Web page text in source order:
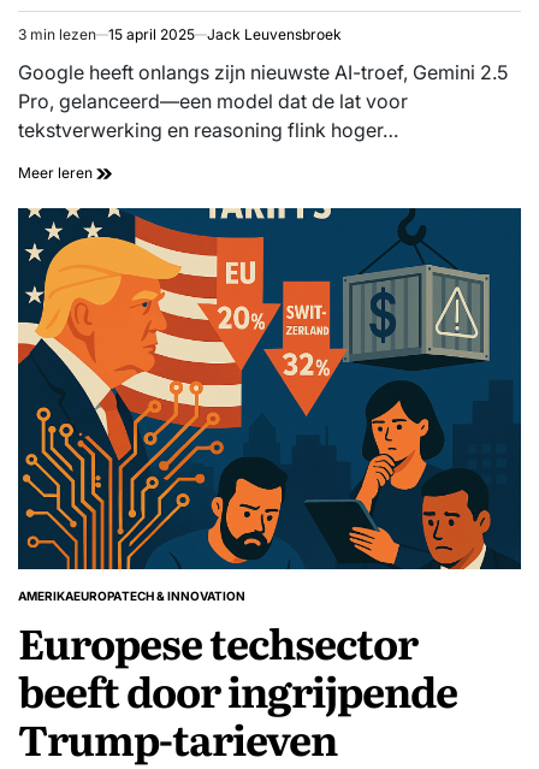
Geschatte
leestijd
3 min lezen 15 april 2025 Jack Leuvensbroek
Google heeft onlangs zijn nieuwste AI-troef, Gemini 2.5
Pro, gelanceerd—een model dat de lat voor
tekstverwerking en reasoning flink hoger…
Meer leren
GEPLAATST
AMERIKAEUROPATECH & INNOVATION
Europese techsector
beeft door ingrijpende
Trump-tarieven